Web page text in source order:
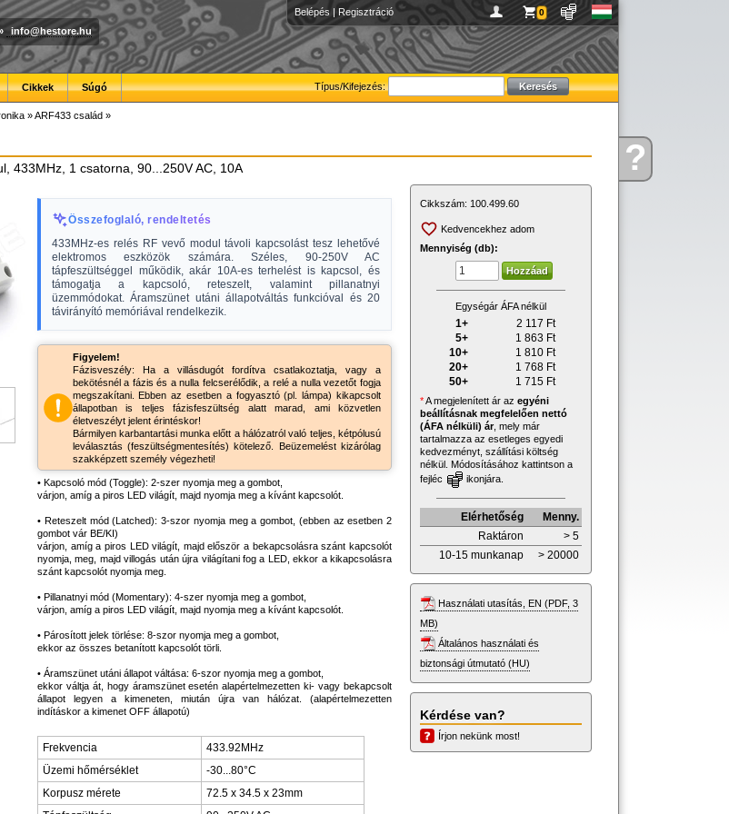
Kérdése?
Belépés | Regisztráció 0
info@hestore.hu
Típus/Kifejezés:
Cikkek Súgó
»ARF433 család »
433MHz, 1 csatorna, 90...250V AC, 10A
Összefoglaló, rendeltetés
433MHz-es relés RF vevő modul távoli kapcsolást tesz lehetővé
elektromos eszközök számára. Széles, 90-250V AC
tápfeszültséggel működik, akár 10A-es terhelést is kapcsol, és
támogatja a kapcsoló, reteszelt, valamint pillanatnyi
üzemmódokat. Áramszünet utáni állapotváltás funkcióval és 20
távirányító memóriával rendelkezik.
Figyelem!
Fázisveszély: Ha a villásdugót fordítva csatlakoztatja, vagy a
bekötésnél a fázis és a nulla felcserélődik, a relé a nulla vezetőt fogja
megszakítani. Ebben az esetben a fogyasztó (pl. lámpa) kikapcsolt
állapotban is teljes fázisfeszültség alatt marad, ami közvetlen
életveszélyt jelent érintéskor!
Bármilyen karbantartási munka előtt a hálózatról való teljes, kétpólusú
leválasztás (feszültségmentesítés) kötelező. Beüzemelést kizárólag
szakképzett személy végezheti!
• Kapcsoló mód (Toggle): 2-szer nyomja meg a gombot,
várjon, amíg a piros LED világít, majd nyomja meg a kívánt kapcsolót.
• Reteszelt mód (Latched): 3-szor nyomja meg a gombot, (ebben az esetben 2
gombot vár BE/KI)
várjon, amíg a piros LED világít, majd először a bekapcsolásra szánt kapcsolót
nyomja, meg, majd villogás után újra világítani fog a LED, ekkor a kikapcsolásra
szánt kapcsolót nyomja meg.
• Pillanatnyi mód (Momentary): 4-szer nyomja meg a gombot,
várjon, amíg a piros LED világít, majd nyomja meg a kívánt kapcsolót.
• Párosított jelek törlése: 8-szor nyomja meg a gombot,
ekkor az összes betanított kapcsolót törli.
• Áramszünet utáni állapot váltása: 6-szor nyomja meg a gombot,
ekkor váltja át, hogy áramszünet esetén alapértelmezetten ki- vagy bekapcsolt
állapot legyen a kimeneten, miután újra van hálózat. (alapértelmezetten
indításkor a kimenet OFF állapotú)
Frekvencia
433.92MHz
Üzemi hőmérséklet
-30...80°C
Korpusz mérete
72.5 x 34.5 x 23mm
Cikkszám: 100.499.60
Kedvencekhez adom
Mennyiség (db):
Egységár ÁFA nélkül
1+ 2 117 Ft
5+
1 863 Ft
10+
1 810 Ft
20+
1 768 Ft
50+
1 715 Ft
*A megjelenített ár az egyéni
beállításnak megfelelően nettó
(ÁFA nélküli) ár, mely már
tartalmazza az esetleges egyedi
kedvezményt, szállítási költség
nélkül. Módosításához kattintson a
fejléc
ikonjára.
Elérhetőség
Menny.
Raktáron
> 5
10-15 munkanap
> 20000
Használati utasítás, EN (PDF, 3
MB)
Általános használati és
biztonsági útmutató (HU)
Kérdése van?
Írjon nekünk most!